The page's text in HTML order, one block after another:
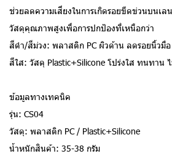
ช่วยลดความเสี่ยงในการเกิดรอยขีดข่วนบนเล
วัสดุคุณภาพสูงเพื่อการปกป้องที่เหนือกว่า
สีดำ/สีม่วง: พลาสติก PC ผิวด้าน ลดรอยนิ้วมือ
สีใส: วัสดุ Plastic+Silicone โปร่งใส ทนทาน
ข้อมูลทางเทคนิค
รุ่น: CS04
วัสดุ: พลาสติก PC / Plastic+Silicone
น้ำหนักสินค้า: 35-38 กรัม